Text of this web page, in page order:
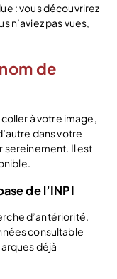
: vous découvrirez
n’aviez pas vues,
de
à votre image,
dans votre
sereinement. Il est
de l’INPI
d’antériorité.
consultable
déjà